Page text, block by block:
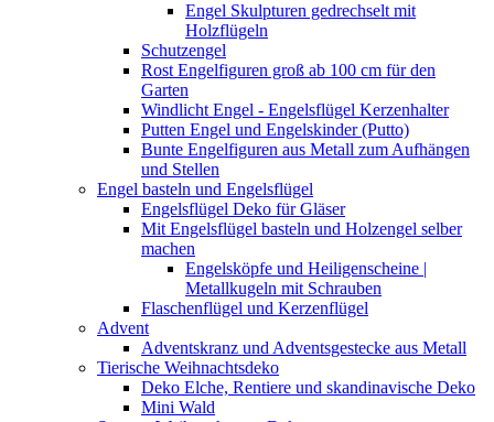
Engel Skulpturen gedrechselt mit
Holzflügeln
Schutzengel
Rost Engelfiguren groß ab 100 cm für den
Garten
Windlicht Engel - Engelsflügel Kerzenhalter
Putten Engel und Engelskinder (Putto)
Bunte Engelfiguren aus Metall zum Aufhängen
und Stellen
Engel basteln und Engelsflügel
Engelsflügel Deko für Gläser
Mit Engelsflügel basteln und Holzengel selber
machen
Engelsköpfe und Heiligenscheine |
Metallkugeln mit Schrauben
Flaschenflügel und Kerzenflügel
Advent
Adventskranz und Adventsgestecke aus Metall
Tierische Weihnachtsdeko
Deko Elche, Rentiere und skandinavische Deko
Mini Wald